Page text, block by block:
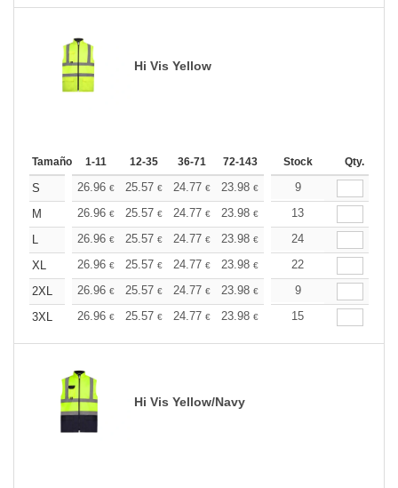
Hi Vis Yellow
Tamaño 1-11 12-35 36-71 72-143 144-287 288 +
Stock Qty.
S 26.96 € 25.57 € 24.77 € 23.98 € 22.77
9
M
26.96 € 25.57 € 24.77 € 23.98 € 22.77€
13
L
26.96 € 25.57 € 24.77 € 23.98 € 22.77€
24
XL
26.96 € 25.57 € 24.77 € 23.98 € 22.77€
22
2XL
26.96 € 25.57 € 24.77 € 23.98 € 22.77
9
3XL
26.96 € 25.57 € 24.77 € 23.98 € 22.77€
15
Hi Vis Yellow/Navy